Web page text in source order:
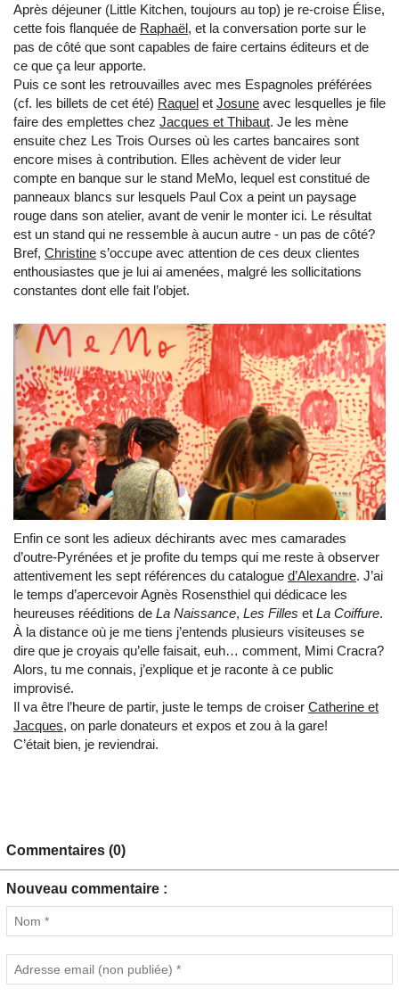
Après déjeuner (Little Kitchen, toujours au top) je re-croise Élise,
cette fois flanquée de Raphaël, et la conversation porte sur le
pas de côté que sont capables de faire certains éditeurs et de
ce que ça leur apporte.
Puis ce sont les retrouvailles avec mes Espagnoles préférées
(cf. les billets de cet été) Raquel et Josune avec lesquelles je file
faire des emplettes chez Jacques et Thibaut. Je les mène
ensuite chez Les Trois Ourses où les cartes bancaires sont
encore mises à contribution. Elles achèvent de vider leur
compte en banque sur le stand MeMo, lequel est constitué de
panneaux blancs sur lesquels Paul Cox a peint un paysage
rouge dans son atelier, avant de venir le monter ici. Le résultat
est un stand qui ne ressemble à aucun autre - un pas de côté?
Bref, Christine s’occupe avec attention de ces deux clientes
enthousiastes que je lui ai amenées, malgré les sollicitations
constantes dont elle fait l’objet.
Enfin ce sont les adieux déchirants avec mes camarades
d’outre-Pyrénées et je profite du temps qui me reste à observer
attentivement les sept références du catalogue d’Alexandre. J’ai
le temps d’apercevoir Agnès Rosensthiel qui dédicace les
heureuses rééditions de La Naissance, Les Filles et La Coiffure.
À la distance où je me tiens j’entends plusieurs visiteuses se
dire que je croyais qu’elle faisait, euh… comment, Mimi Cracra?
Alors, tu me connais, j’explique et je raconte à ce public
improvisé.
Il va être l’heure de partir, juste le temps de croiser Catherine et
Jacques, on parle donateurs et expos et zou à la gare!
C’était bien, je reviendrai.
Commentaires (0)
Nouveau commentaire :